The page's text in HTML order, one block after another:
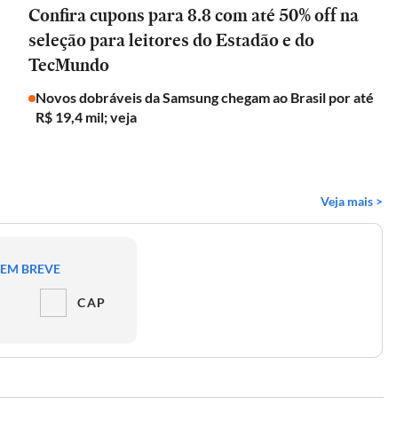
Confira cupons para 8.8 com até 50% off na
seleção para leitores do Estadão e do
TecMundo
Novos dobráveis da Samsung chegam ao Brasil por até
R$ 19,4 mil; veja
Veja mais >
EM BREVE
CAP